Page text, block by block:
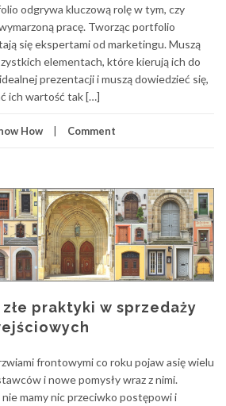
odgrywa kluczową rolę w tym, czy
pracę. Tworząc portfolio
się ekspertami od marketingu. Muszą
elementach, które kierują ich do
prezentacji i muszą dowiedzieć się,
ich wartość tak […]
How Comment
praktyki w sprzedaży
frontowymi co roku pojaw asię wielu
i nowe pomysły wraz z nimi.
mamy nic przeciwko postępowi i